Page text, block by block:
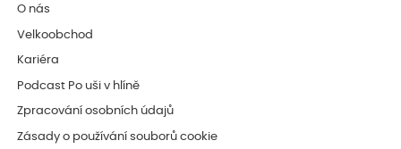
O nás
Velkoobchod
Kariéra
Podcast Po uši v hlíně
Zpracování osobních údajů
Zásady o používání souborů cookie